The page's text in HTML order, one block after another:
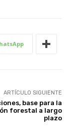
ARTÍCULO SIGUIENTE
base para la
forestal a largo
plazo